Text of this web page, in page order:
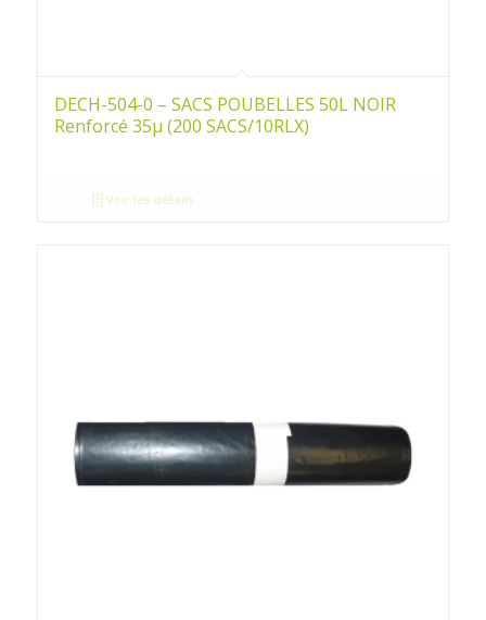
DECH-504-0 – SACS POUBELLES 50L NOIR
Renforcé 35µ (200 SACS/10RLX)
Voir les détails